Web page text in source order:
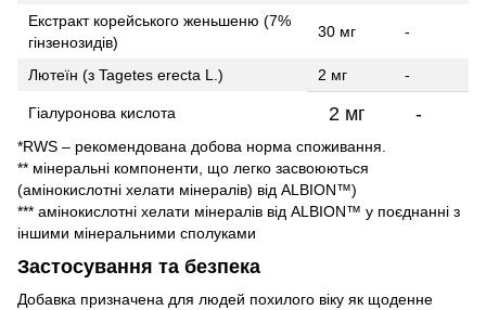
Екстракт корейського женьшеню (7%
гінзенозидів)
30 мг -
Лютеїн (з Tagetes erecta L.) 2 мг -
Гіалуронова кислота 2 мг -
*RWS – рекомендована добова норма споживання.
** мінеральні компоненти, що легко засвоюються
(амінокислотні хелати мінералів) від ALBION™)
*** амінокислотні хелати мінералів від ALBION™ у поєднанні з
іншими мінеральними сполуками
Застосування та безпека
Добавка призначена для людей похилого віку як щоденне